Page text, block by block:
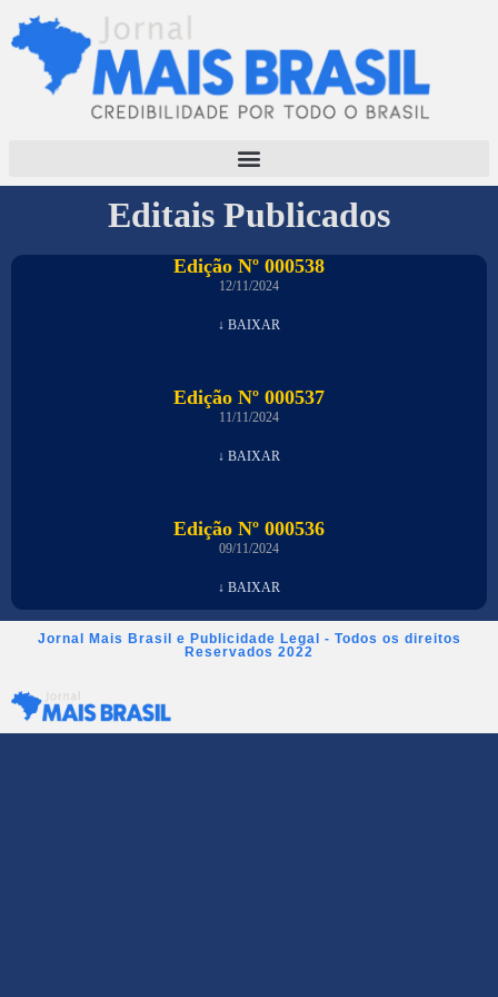
Editais Publicados
Edição Nº 000538
12/11/2024
↓ BAIXAR
Edição Nº 000537
11/11/2024
↓ BAIXAR
Edição Nº 000536
09/11/2024
↓ BAIXAR
Jornal Mais Brasil e Publicidade Legal - Todos os direitos
Reservados 2022